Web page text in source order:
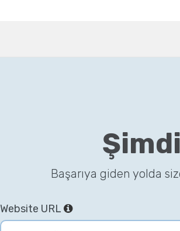
Başarıya giden yolda
Website URL